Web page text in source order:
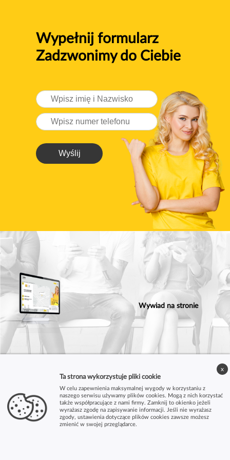
Wypełnij formularz
Zadzwonimy do Ciebie
Wyślij
Wywiad na stronie
Ta strona wykorzystuje pliki cookie
W celu zapewnienia maksymalnej wygody w korzystaniu z
naszego serwisu używamy plików cookies. Mogą z nich korzystać
także współpracujące z nami firmy. Zamknij to okienko jeżeli
wyrażasz zgodę na zapisywanie informacji. Jeśli nie wyrażasz
zgody, ustawienia dotyczące plików cookies zawsze możesz
zmienić w swojej przeglądarce.
x